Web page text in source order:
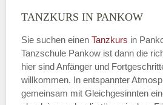
TANZKURS IN PANKOW
Sie suchen einen Tanzkurs in
Tanzschule Pankow ist dann die
hier sind Anfänger und
willkommen. In entspannter
gemeinsam mit Gleichgesinnten